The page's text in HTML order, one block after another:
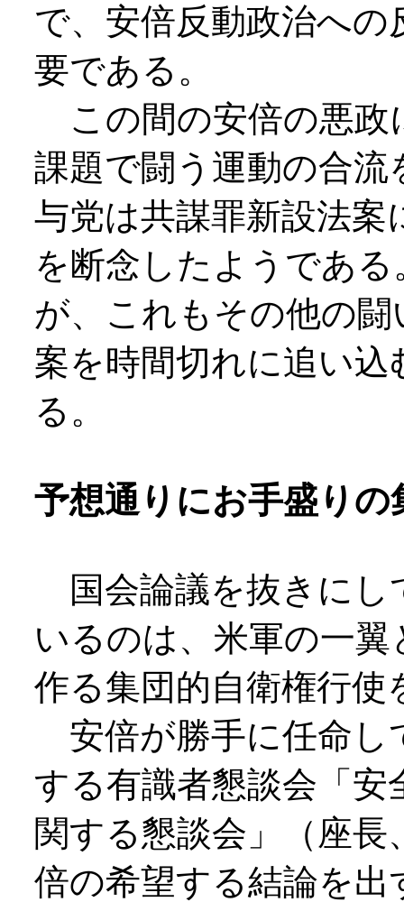
で、安倍反動政治へ
要である。
この間の安倍の悪政
課題で闘う運動の合
与党は共謀罪新設法
を断念したようであ
が、これもその他の
案を時間切れに追い
る。
予想通りにお手盛りの
国会論議を抜きにし
いるのは、米軍の一
作る集団的自衛権行
安倍が勝手に任命し
する有識者懇談会「
関する懇談会」（座
倍の希望する結論を